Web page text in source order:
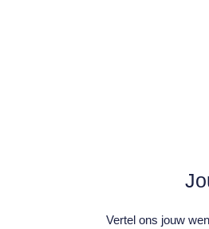
Vertel ons jouw